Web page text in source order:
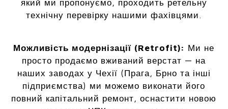
який ми пропонуємо, проходить ретельну
технічну перевірку нашими фахівцями.
Можливість модернізації (Retrofit): Ми не
просто продаємо вживаний верстат — на
наших заводах у Чехії (Прага, Брно та інші
підприємства) ми можемо виконати його
повний капітальний ремонт, оснастити новою